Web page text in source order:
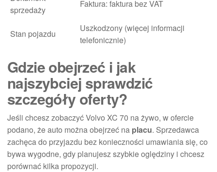
sprzedaży
Faktura: faktura bez VAT
Stan pojazdu
Uszkodzony (więcej informacji
telefonicznie)
Gdzie obejrzeć i jak
najszybciej sprawdzić
szczegóły oferty?
Jeśli chcesz zobaczyć Volvo XC 70 na żywo, w ofercie
podano, że auto można obejrzeć na placu. Sprzedawca
zachęca do przyjazdu bez konieczności umawiania się, co
bywa wygodne, gdy planujesz szybkie oględziny i chcesz
porównać kilka propozycji.